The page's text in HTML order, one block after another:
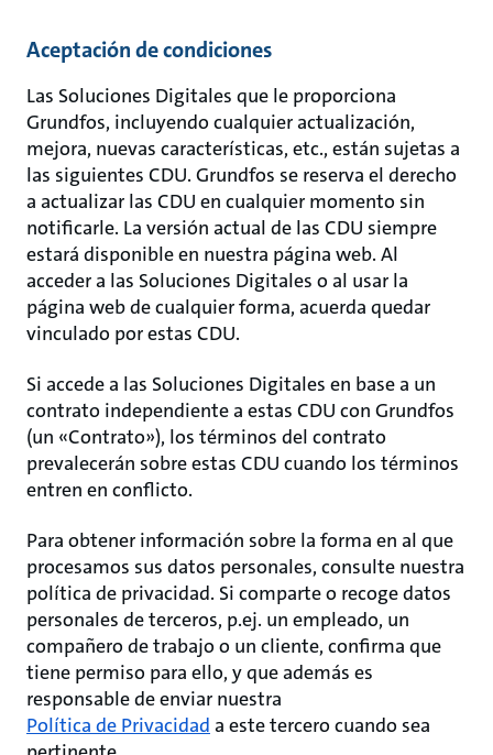
Aceptación de condiciones
Las Soluciones Digitales que le proporciona
Grundfos, incluyendo cualquier actualización,
mejora, nuevas características, etc., están sujetas a
las siguientes CDU. Grundfos se reserva el derecho
a actualizar las CDU en cualquier momento sin
notificarle. La versión actual de las CDU siempre
estará disponible en nuestra página web. Al
acceder a las Soluciones Digitales o al usar la
página web de cualquier forma, acuerda quedar
vinculado por estas CDU.
Si accede a las Soluciones Digitales en base a un
contrato independiente a estas CDU con Grundfos
(un «Contrato»), los términos del contrato
prevalecerán sobre estas CDU cuando los términos
entren en conflicto.
Para obtener información sobre la forma en al que
procesamos sus datos personales, consulte nuestra
política de privacidad. Si comparte o recoge datos
personales de terceros, p.ej. un empleado, un
compañero de trabajo o un cliente, confirma que
tiene permiso para ello, y que además es
responsable de enviar nuestra
Política de Privacidad a este tercero cuando sea